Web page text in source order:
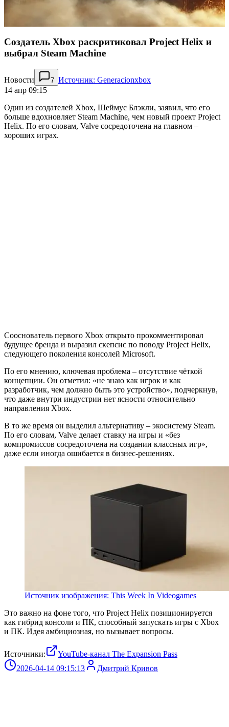
Создатель Xbox раскритиковал Project Helix и
выбрал Steam Machine
Новости 7 Источник: Generacionxbox
14 апр 09:15
Один из создателей Xbox, Шеймус Блэкли, заявил, что его
больше вдохновляет Steam Machine, чем новый проект Project
Helix. По его словам, Valve сосредоточена на главном –
хороших играх.
Сооснователь первого Xbox открыто прокомментировал
будущее бренда и выразил скепсис по поводу Project Helix,
следующего поколения консолей Microsoft.
По его мнению, ключевая проблема – отсутствие чёткой
концепции. Он отметил: «не знаю как игрок и как
разработчик, чем должно быть это устройство», подчеркнув,
что даже внутри индустрии нет ясности относительно
направления Xbox.
В то же время он выделил альтернативу – экосистему Steam.
По его словам, Valve делает ставку на игры и «без
компромиссов сосредоточена на создании классных игр»,
даже если иногда ошибается в бизнес-решениях.
Источник изображения: This Week In Videogames
Это важно на фоне того, что Project Helix позиционируется
как гибрид консоли и ПК, способный запускать игры с Xbox
и ПК. Идея амбициозная, но вызывает вопросы.
Источники:
YouTube-канал The Expansion Pass
2026-04-14 09:15:13
Дмитрий Кривов